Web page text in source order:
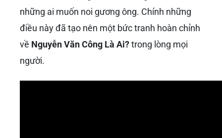
những ai muốn noi gương ông. Chính những
điều này đã tạo nên một bức tranh hoàn chỉnh
về Nguyễn Văn Công Là Ai?trong lòng mọi
người.